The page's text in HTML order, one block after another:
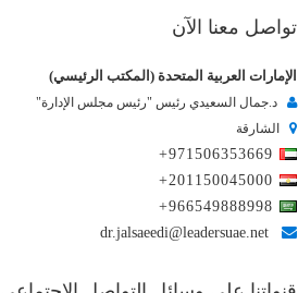
تواصل معنا الآن
الإمارات العربية المتحدة (المكتب الرئيسي)
د.جمال السعيدي رئيس "رئيس مجلس الإدارة"
الشارقة
+971506353669
+201150045000
+966549888998
dr.jalsaeedi@leadersuae.net